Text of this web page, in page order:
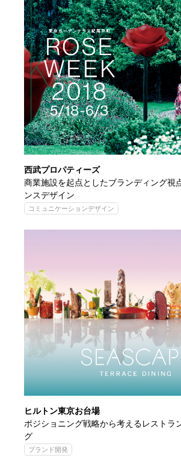
西武プロパティーズ
商業施設を起点としたブランディング視
ンスデザイン
コミュニケーションデザイン
ヒルトン東京お台場
ポジショニング戦略から考えるレストラ
グ
ブランド開発